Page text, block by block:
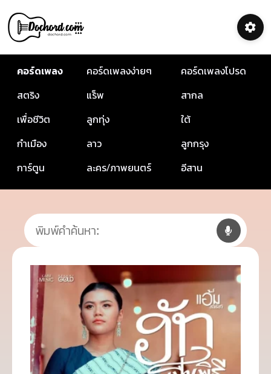
คอร์ดเพลง คอร์ดเพลงง่ายๆ
คอร์ดเพลงโปรด
สตริง
แร็พ
สากล
เพื่อชีวิต
ลูกทุ่ง
ใต้
กำเมือง
ลาว
ลูกกรุง
การ์ตูน
ละคร/ภาพยนตร์ อีสาน